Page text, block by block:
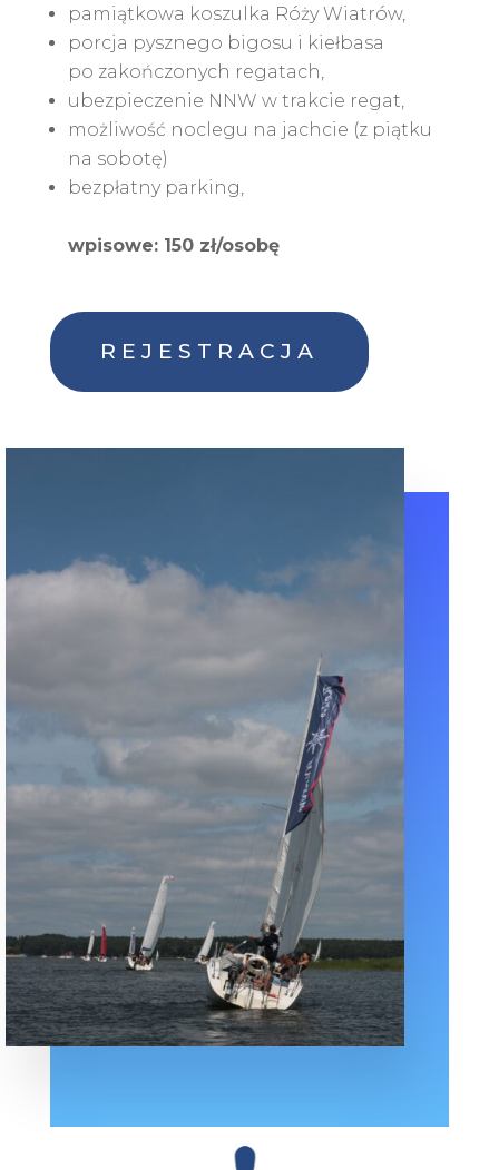
pamiątkowa koszulka Róży Wiatrów,
porcja pysznego bigosu i kiełbasa
po zakończonych regatach,
ubezpieczenie NNW w trakcie regat,
możliwość noclegu na jachcie (z piątku
na sobotę)
bezpłatny parking,
wpisowe: 150 zł/osobę
REJESTRACJA